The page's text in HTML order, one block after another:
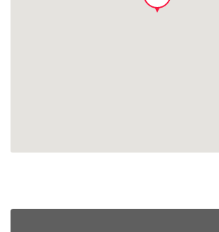
ne manges pas ? Partage-le ! 💡